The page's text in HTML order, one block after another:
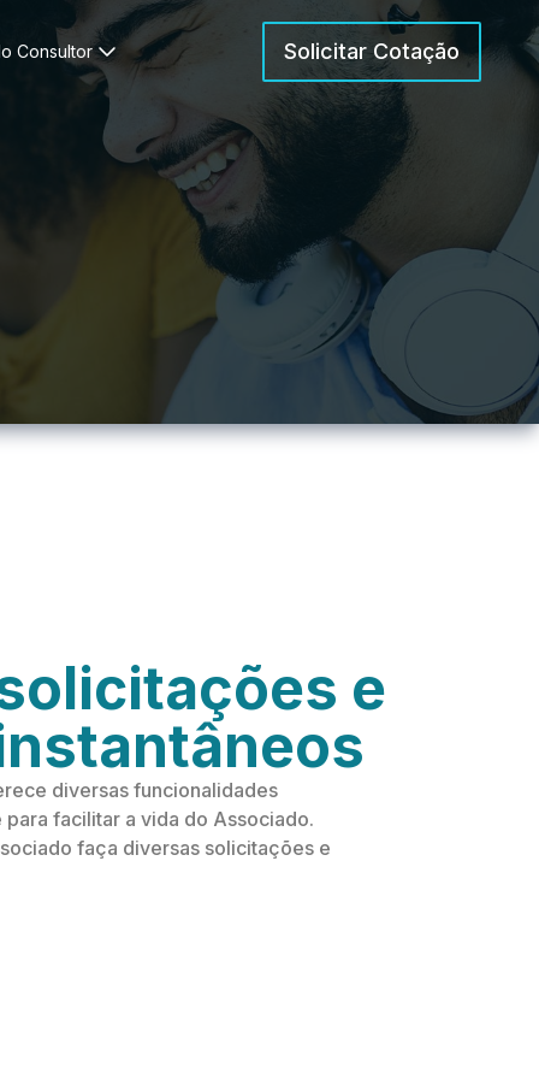
Consultor Solicitar Cotação
e
diversas funcionalidades
facilitar a vida do Associado.
faça diversas solicitações e